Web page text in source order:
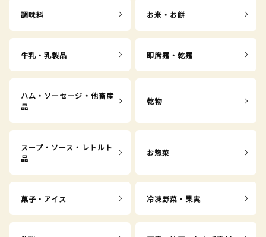
調味料 お米・お餅
牛乳・乳製品 即席麺・乾麺
ハム・ソーセージ・他畜産
品
乾物
スープ・ソース・レトルト
品
お惣菜
菓子・アイス 冷凍野菜・果実